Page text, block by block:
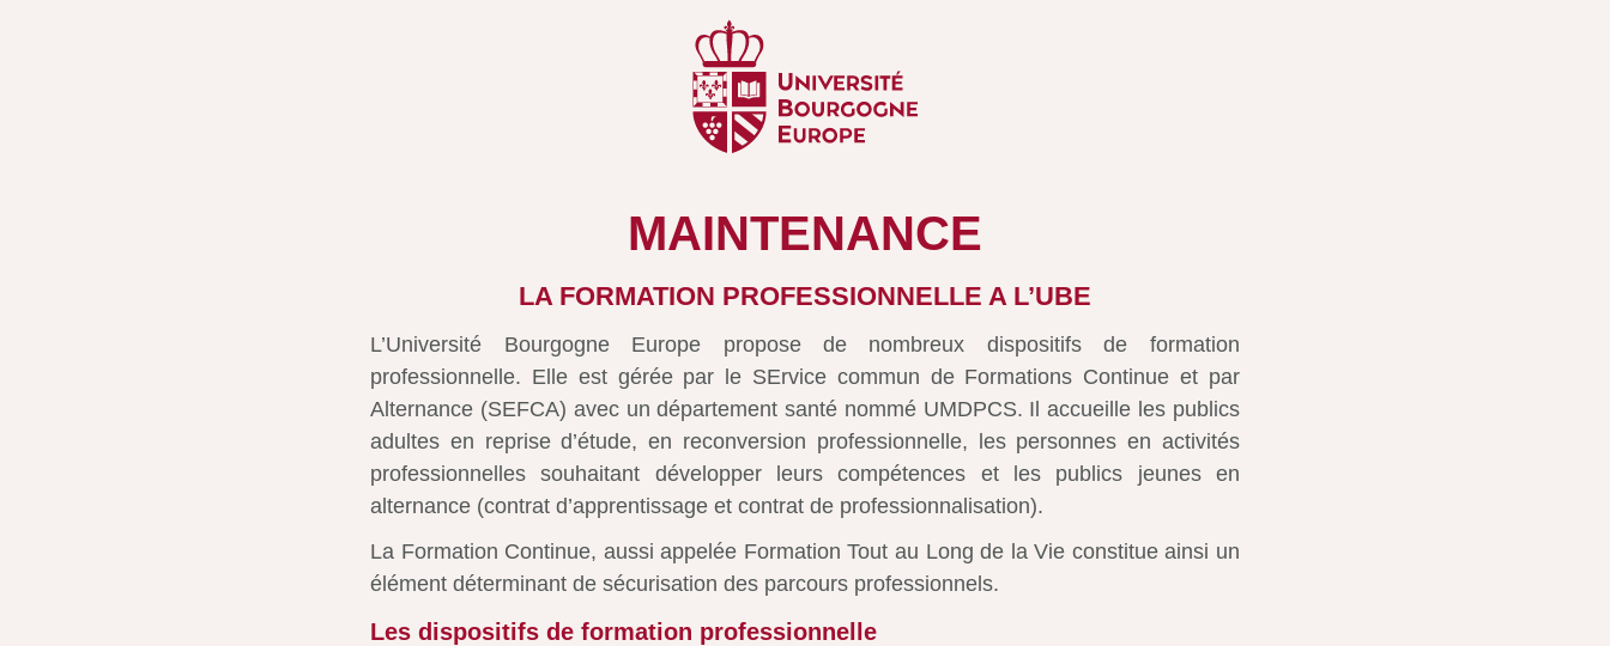
MAINTENANCE
LA FORMATION PROFESSIONNELLE A L’UBE
L’Université Bourgogne Europe propose de nombreux dispositifs de formation
professionnelle. Elle est gérée par le SErvice commun de Formations Continue et par
Alternance (SEFCA) avec un département santé nommé UMDPCS. Il accueille les publics
adultes en reprise d’étude, en reconversion professionnelle, les personnes en activités
professionnelles souhaitant développer leurs compétences et les publics jeunes en
alternance (contrat d’apprentissage et contrat de professionnalisation).
La Formation Continue, aussi appelée Formation Tout au Long de la Vie constitue ainsi un
élément déterminant de sécurisation des parcours professionnels.
Les dispositifs de formation professionnelle